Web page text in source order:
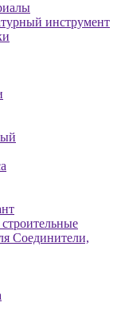
инструмент
Соединители,